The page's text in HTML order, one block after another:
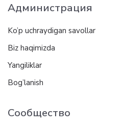
Администрация
Ko’p uchraydigan savollar
Biz haqimizda
Yangiliklar
Bog’lanish
Сообщество